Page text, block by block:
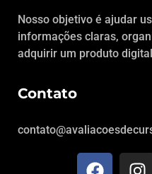
Nosso objetivo é ajudar
informações claras,
adquirir um produto
Contato